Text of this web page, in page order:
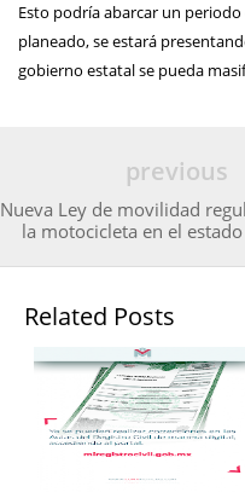
Esto podría abarcar un
planeado, se estará
gobierno estatal se pueda
previous
Nueva Ley de movilidad
la motocicleta en el
Related Posts